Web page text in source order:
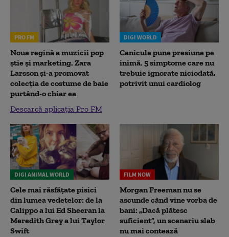
PRO FM
Noua regină a muzicii pop
știe și marketing. Zara
Larsson și-a promovat
colecția de costume de baie
purtând-o chiar ea
Descarcă aplicația Pro FM
DIGI WORLD
Canicula pune presiune pe
inimă. 5 simptome care nu
trebuie ignorate niciodată,
potrivit unui cardiolog
DIGI ANIMAL WORLD
Cele mai răsfățate pisici
din lumea vedetelor: de la
Calippo a lui Ed Sheeran la
Meredith Grey a lui Taylor
Swift
FILM NOW
Morgan Freeman nu se
ascunde când vine vorba de
bani: „Dacă plătesc
suficient”, un scenariu slab
nu mai contează